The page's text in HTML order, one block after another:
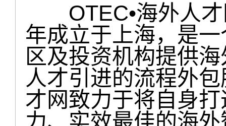
OTEC•海外人才
年成立于上海，是
区及投资机构提供
人才引进的流程外
才网致力于将自身